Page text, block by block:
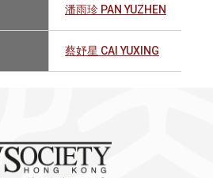
潘雨珍 PAN YUZHEN
蔡妤星 CAI YUXING